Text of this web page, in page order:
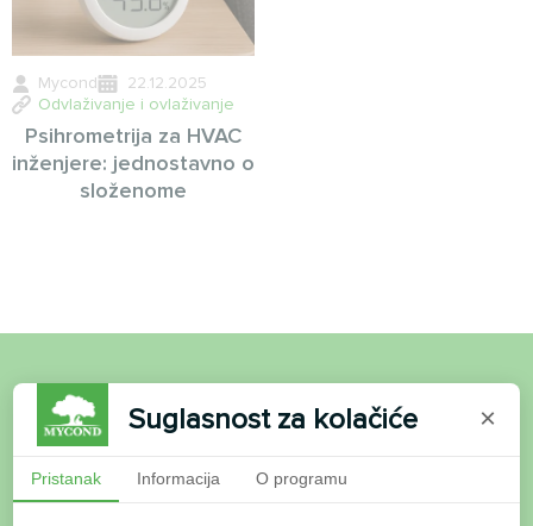
Mycond
22.12.2025
Odvlaživanje i ovlaživanje
Psihrometrija za HVAC
inženjere: jednostavno o
složenome
Želite kupiti ili imate
pitanja?
Suglasnost za kolačiće ×
Pristanak Informacija O programu